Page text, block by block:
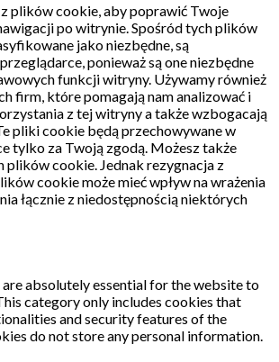
plików cookie, aby poprawić Twoje
po witrynie. Spośród tych plików
jako niezbędne, są
ponieważ są one niezbędne
funkcji witryny. Używamy również
firm, które pomagają nam analizować i
z tej witryny a także wzbogacają
pliki cookie będą przechowywane w
tylko za Twoją zgodą. Możesz także
plików cookie. Jednak rezygnacja z
cookie może mieć wpływ na wrażenia
łącznie z niedostępnością niektórych
absolutely essential for the website to
category only includes cookies that
and security features of the
do not store any personal information.